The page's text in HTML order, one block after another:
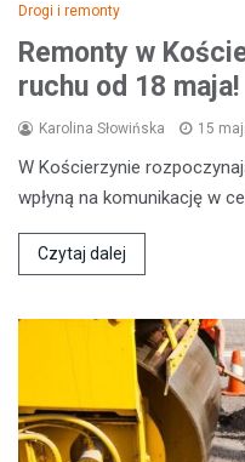
Drogi i remonty
Remonty w
ruchu od 18 maja!
Karolina Słowińska 15
W Kościerzynie
wpłyną na komunikację w
Czytaj dalej